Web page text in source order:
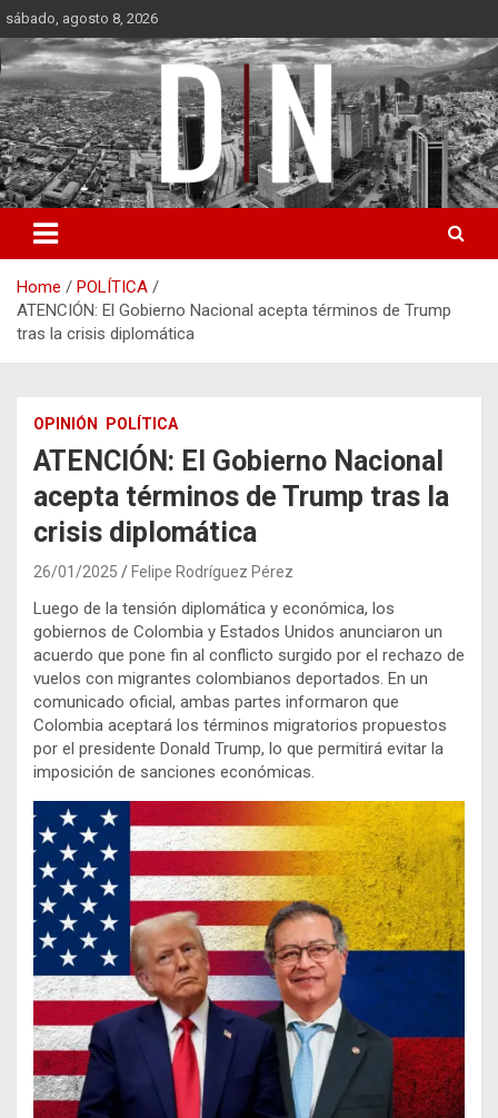
Skip
to
content
sábado, agosto 8, 2026
Diámetro Noticias
Home
POLÍTICA
ATENCIÓN: El Gobierno Nacional acepta términos de Trump
tras la crisis diplomática
OPINIÓN POLÍTICA
ATENCIÓN: El Gobierno Nacional
acepta términos de Trump tras la
crisis diplomática
26/01/2025 Felipe Rodríguez Pérez
Luego de la tensión diplomática y económica, los
gobiernos de Colombia y Estados Unidos anunciaron un
acuerdo que pone fin al conflicto surgido por el rechazo de
vuelos con migrantes colombianos deportados. En un
comunicado oficial, ambas partes informaron que
Colombia aceptará los términos migratorios propuestos
por el presidente Donald Trump, lo que permitirá evitar la
imposición de sanciones económicas.